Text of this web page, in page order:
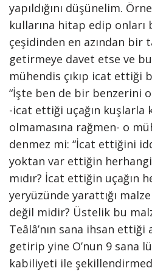
yapıldığını düşünelim.
kullarına hitap edip onları
çeşidinden en azından bir
getirmeye davet etse ve
mühendis çıkıp icat ettiği
“İşte ben de bir benzerini
-icat ettiği uçağın kuşlarla
olmamasına rağmen- o
denmez mi: “İcat ettiğini
yoktan var ettiğin
mıdır? İcat ettiğin uçağın
yeryüzünde yarattığı
değil midir? Üstelik bu
Teâlâ’nın sana ihsan ettiği
getirip yine O’nun 9 sana
kabiliyeti ile